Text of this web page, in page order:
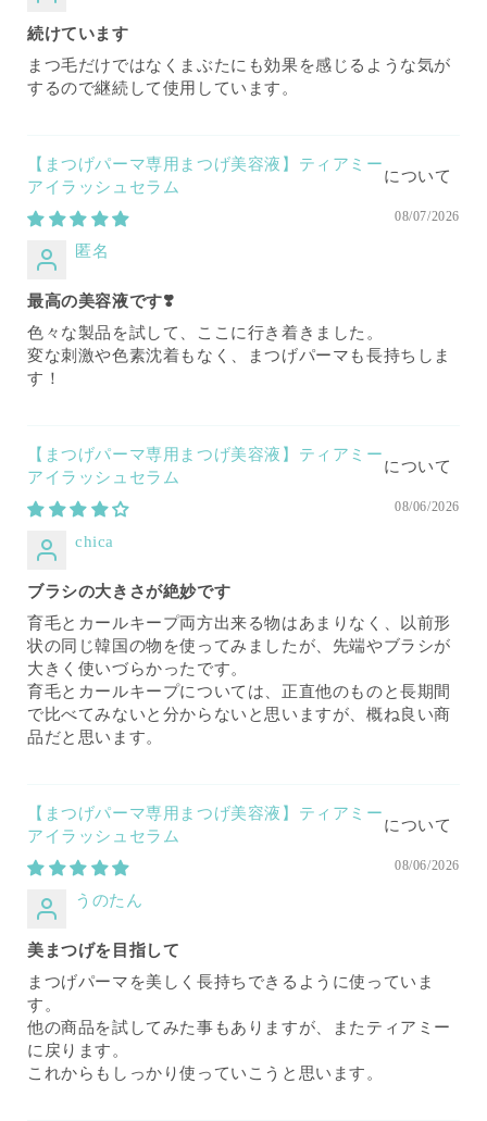
続けています
まつ毛だけではなくまぶたにも効果を感じるような気が
するので継続して使用しています。
【まつげパーマ専用まつげ美容液】ティアミー
アイラッシュセラム
08/07/2026
匿名
最高の美容液です❣️
色々な製品を試して、ここに行き着きました。
変な刺激や色素沈着もなく、まつげパーマも長持ちしま
す！
【まつげパーマ専用まつげ美容液】ティアミー
アイラッシュセラム
08/06/2026
chica
ブラシの大きさが絶妙です
育毛とカールキープ両方出来る物はあまりなく、以前形
状の同じ韓国の物を使ってみましたが、先端やブラシが
大きく使いづらかったです。
育毛とカールキープについては、正直他のものと長期間
で比べてみないと分からないと思いますが、概ね良い商
品だと思います。
【まつげパーマ専用まつげ美容液】ティアミー
アイラッシュセラム
08/06/2026
うのたん
美まつげを目指して
まつげパーマを美しく長持ちできるように使っていま
す。
他の商品を試してみた事もありますが、またティアミー
に戻ります。
これからもしっかり使っていこうと思います。